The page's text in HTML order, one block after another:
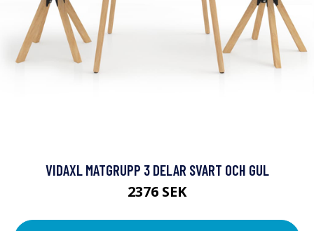
VIDAXL MATGRUPP 3 DELAR SVART OCH GUL
2376 SEK